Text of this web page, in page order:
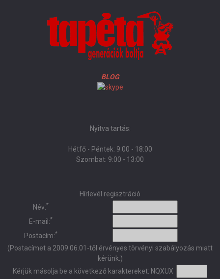
BLOG
Nyitva tartás:
Hétfő - Péntek: 9:00 - 18:00
Szombat: 9:00 - 13:00
Hírlevél regisztráció
Név:*
E-mail:*
Postacím:*
(Postacímet a 2009.06.01-től érvényes törvényi szabályozás miatt
kérünk.)
Kérjük másolja be a következő karaktereket: NQXUX